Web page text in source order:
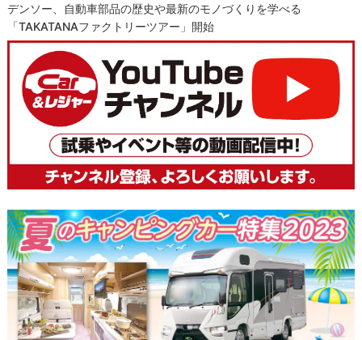
デンソー、自動車部品の歴史や最新のモノづくりを学べる
「TAKATANAファクトリーツアー」開始